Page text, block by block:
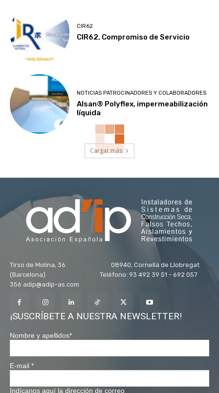
CIR62
CIR62, Compromiso de Servicio
NOTICIAS PATROCINADORES Y COLABORADORES
Alsan® Polyflex, impermeabilización
líquida
Cargar más
Tirso de Molina, 36 08940, Cornellá de Llobregat
(Barcelona) Teléfono: 93 492 39 51 - 692 057
356 adip@adip-as.com
¡SUSCRÍBETE A NUESTRA NEWSLETTER!
Nombre y apellidos*
E-mail *
Indícanos aquí la dirección de correo